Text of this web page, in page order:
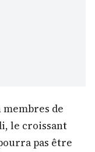
membres de
le croissant
pas être